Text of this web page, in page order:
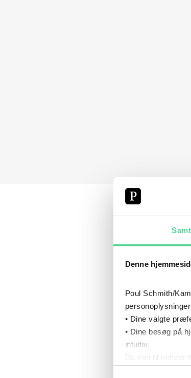
Denne
Poul Schmith/
• Dine valgte
• Dine besøg på
intuitiv.
Du kan til enhver